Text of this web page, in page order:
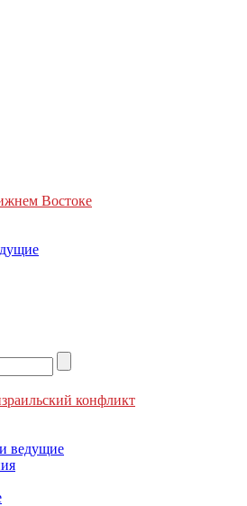
Востоке
конфликт
ведущие